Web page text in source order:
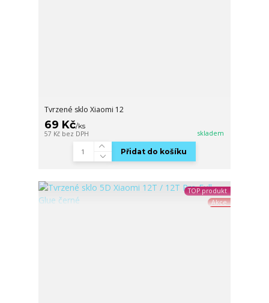
Tvrzené sklo Xiaomi 12
69 Kč/ks
57 Kč bez DPH skladem
Přidat do košíku
TOP produkt
Akce